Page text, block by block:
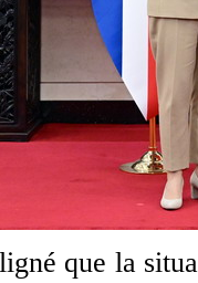
que la